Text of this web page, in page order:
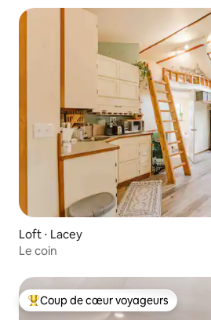
Loft ⋅ Lacey
Le coin
Coups de cœur voyageurs les plus
Coup de cœur voyageurs